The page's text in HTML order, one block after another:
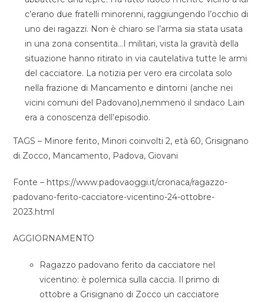
c’erano due fratelli minorenni, raggiungendo l’occhio di
uno dei ragazzi. Non è chiaro se l’arma sia stata usata
in una zona consentita…I militari, vista la gravità della
situazione hanno ritirato in via cautelativa tutte le armi
del cacciatore. La notizia per vero era circolata solo
nella frazione di Mancamento e dintorni (anche nei
vicini comuni del Padovano),nemmeno il sindaco Lain
era a conoscenza dell’episodio.
TAGS – Minore ferito, Minori coinvolti 2, età 60, Grisignano
di Zocco, Mancamento, Padova, Giovani
Fonte – https://www.padovaoggi.it/cronaca/ragazzo-
padovano-ferito-cacciatore-vicentino-24-ottobre-
2023.html
AGGIORNAMENTO
Ragazzo padovano ferito da cacciatore nel
vicentino: è polemica sulla caccia. Il primo di
ottobre a Grisignano di Zocco un cacciatore